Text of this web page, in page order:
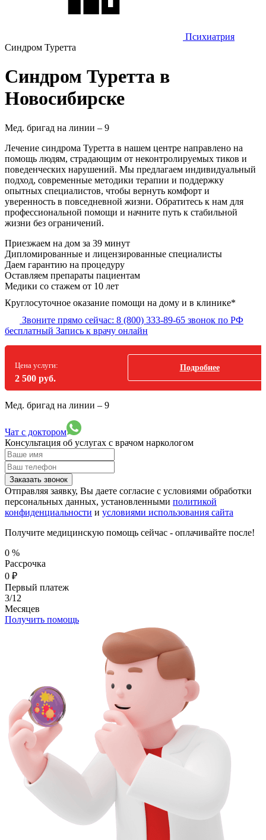
Психиатрия
Синдром Туретта
Синдром Туретта в
Новосибирске
Мед. бригад на линии – 9
Лечение синдрома Туретта в нашем центре направлено на
помощь людям, страдающим от неконтролируемых тиков и
поведенческих нарушений. Мы предлагаем индивидуальный
подход, современные методики терапии и поддержку
опытных специалистов, чтобы вернуть комфорт и
уверенность в повседневной жизни. Обратитесь к нам для
профессиональной помощи и начните путь к стабильной
жизни без ограничений.
Приезжаем на дом за 39 минут
Дипломированные и лицензированные специалисты
Даем гарантию на процедуру
Оставляем препараты пациентам
Медики со стажем от 10 лет
Круглосуточное оказание помощи на дому и в клинике*
Звоните прямо сейчас: 8 (800) 333-89-65 звонок по РФ
бесплатный Запись к врачу онлайн
Цена услуги:
2 500 руб.
Подробнее
Мед. бригад на линии – 9
Чат с доктором
Консультация об услугах с врачом наркологом
Заказать звонок
Отправляя заявку, Вы даете согласие с условиями обработки
персональных данных, установленными политикой
конфиденциальности и условиями использования сайта
Получите медицинскую помощь сейчас - оплачивайте после!
0 %
Рассрочка
0 ₽
Первый платеж
3/12
Месяцев
Получить помощь